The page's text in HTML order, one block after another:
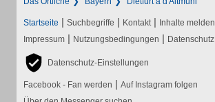
Startseite | Suchbegriffe | Kontakt | Inhalte melden
Impressum | Nutzungsbedingungen | Datenschutz
Datenschutz-Einstellungen
Facebook - Fan werden | Auf Instagram folgen